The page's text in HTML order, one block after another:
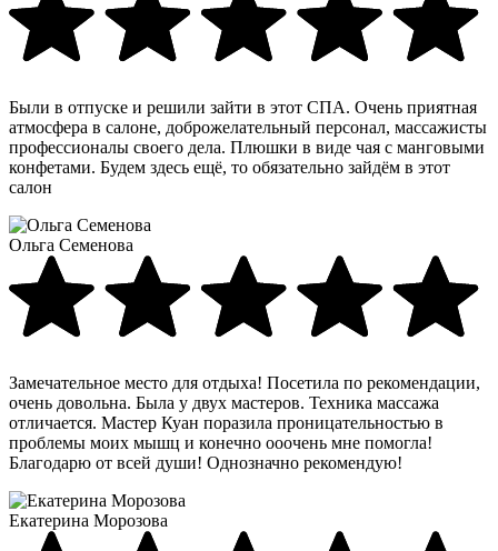
Были в отпуске и решили зайти в этот СПА. Очень приятная
атмосфера в салоне, доброжелательный персонал, массажисты
профессионалы своего дела. Плюшки в виде чая с манговыми
конфетами. Будем здесь ещё, то обязательно зайдём в этот
салон
Ольга Семенова
Замечательное место для отдыха! Посетила по рекомендации,
очень довольна. Была у двух мастеров. Техника массажа
отличается. Мастер Куан поразила проницательностью в
проблемы моих мышц и конечно ооочень мне помогла!
Благодарю от всей души! Однозначно рекомендую!
Екатерина Морозова